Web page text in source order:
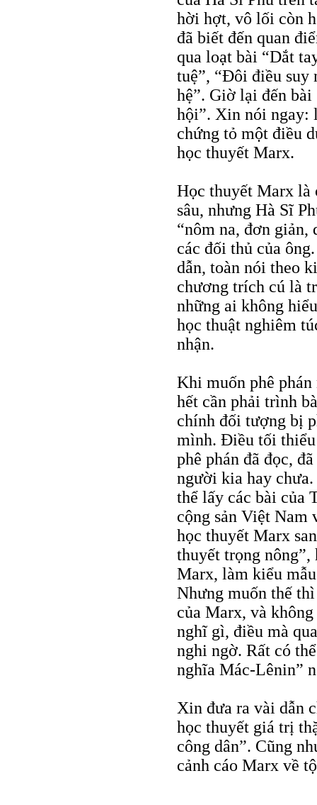
hời hợt, vô lối còn
đã biết đến quan
qua loạt bài “Dắt
tuệ”, “Đôi điều suy
hệ”. Giờ lại đến
hội”. Xin nói ngay:
chứng tỏ một điều
học thuyết Marx.
Học thuyết Marx là
sâu, nhưng Hà Sĩ
“nôm na, đơn giản,
các đối thủ của
dẫn, toàn nói theo
chương trích cú là
những ai không
học thuật nghiêm
nhận.
Khi muốn phê
hết cần phải trình
chính đối tượng bị
mình. Điều tối
phê phán đã đọc,
người kia hay
thể lấy các bài của
cộng sản Việt Nam
học thuyết Marx
thuyết trọng nông”,
Marx, làm kiểu
Nhưng muốn thế
của Marx, và
nghĩ gì, điều mà
nghi ngờ. Rất có
nghĩa Mác-Lênin”
Xin đưa ra vài dẫn
học thuyết giá trị
công dân”. Cũng
cảnh cáo Marx về